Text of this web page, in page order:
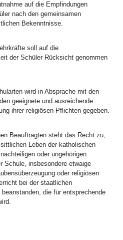
auf die Empfindungen
nach den gemeinsamen
Bekenntnisse.
soll auf die
der Schüler Rücksicht genommen
wird in Absprache mit den
geeignete und ausreichende
ihrer religiösen Pflichten gegeben.
Beauftragten steht das Recht zu,
Leben der katholischen
oder ungehörigen
Schule, insbesondere etwaige
oder religiösen
bei der staatlichen
die für entsprechende